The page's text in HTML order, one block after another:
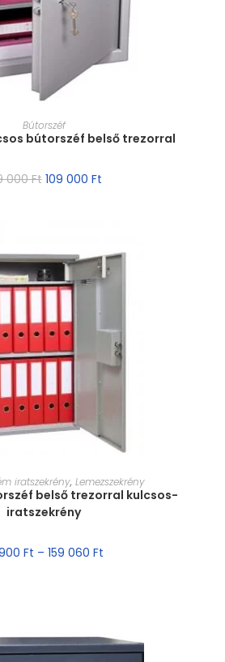
VÁLASZTÁSA
Bútorszéf
bútorszéf belső trezorral
000Ft 109 000 Ft
VÁLASZTÁSA
iratszekrény, Lemezszekrény
belső trezorral kulcsos-
iratszekrény
Ft – 159 060 Ft